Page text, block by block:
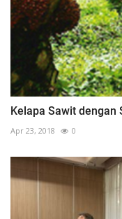
Kelapa Sawit dengan
Apr 23, 2018 0